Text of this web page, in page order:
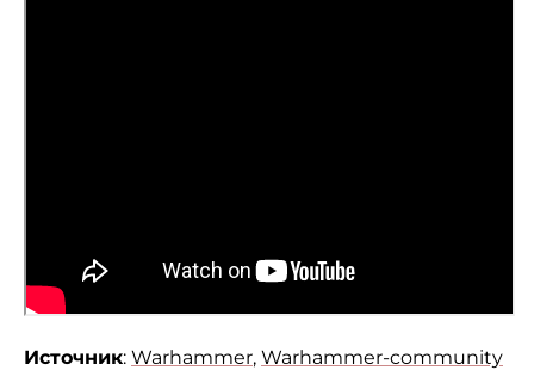
Источник: Warhammer, Warhammer-community